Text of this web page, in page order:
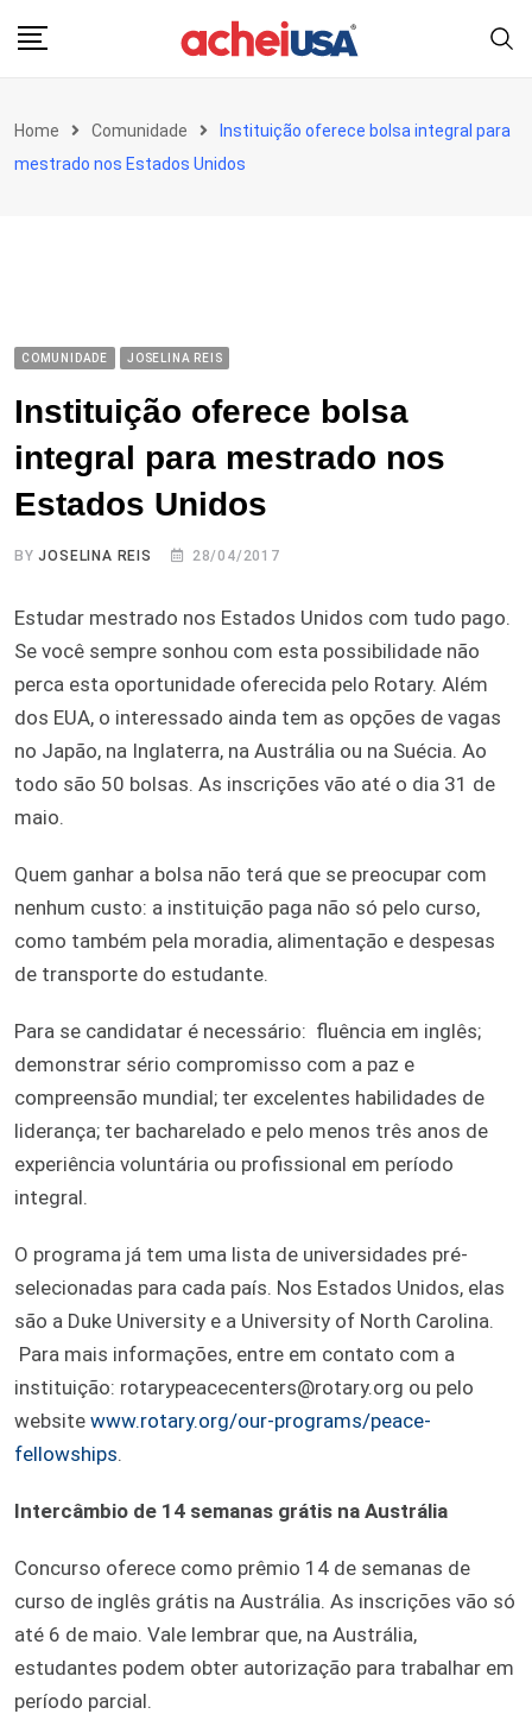
Home Comunidade
Instituição oferece bolsa integral para
mestrado nos Estados Unidos
COMUNIDADE JOSELINA REIS
Instituição oferece bolsa
integral para mestrado nos
Estados Unidos
BYJOSELINA REIS 28/04/2017
Estudar mestrado nos Estados Unidos com tudo pago.
Se você sempre sonhou com esta possibilidade não
perca esta oportunidade oferecida pelo Rotary. Além
dos EUA, o interessado ainda tem as opções de vagas
no Japão, na Inglaterra, na Austrália ou na Suécia. Ao
todo são 50 bolsas. As inscrições vão até o dia 31 de
maio.
Quem ganhar a bolsa não terá que se preocupar com
nenhum custo: a instituição paga não só pelo curso,
como também pela moradia, alimentação e despesas
de transporte do estudante.
Para se candidatar é necessário: fluência em inglês;
demonstrar sério compromisso com a paz e
compreensão mundial; ter excelentes habilidades de
liderança; ter bacharelado e pelo menos três anos de
experiência voluntária ou profissional em período
integral.
O programa já tem uma lista de universidades pré-
selecionadas para cada país. Nos Estados Unidos, elas
são a Duke University e a University of North Carolina.
Para mais informações, entre em contato com a
instituição: rotarypeacecenters@rotary.org ou pelo
website www.rotary.org/our-programs/peace-
fellowships.
Intercâmbio de 14 semanas grátis na Austrália
Concurso oferece como prêmio 14 de semanas de
curso de inglês grátis na Austrália. As inscrições vão só
até 6 de maio. Vale lembrar que, na Austrália,
estudantes podem obter autorização para trabalhar em
período parcial.